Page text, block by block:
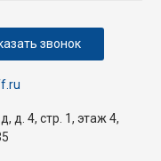
д. 4, стр. 1, этаж 4,
звонок